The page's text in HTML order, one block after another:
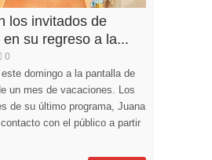
los invitados de
su regreso a la...
0
domingo a la pantalla de
un mes de vacaciones. Los
de su último programa, Juana
con el público a partir